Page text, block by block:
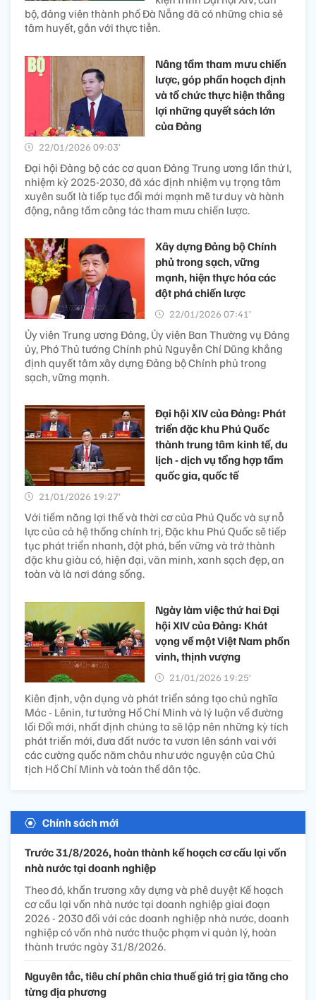
bộ, đảng viên thành phố Đà Nẵng đã có những chia sẻ
tâm huyết, gắn với thực tiễn.
Nâng tầm tham mưu chiến
lược, góp phần hoạch định
và tổ chức thực hiện thắng
lợi những quyết sách lớn
của Đảng
22/01/2026 09:03’
Đại hội Đảng bộ các cơ quan Đảng Trung ương lần thứ I,
nhiệm kỳ 2025-2030, đã xác định nhiệm vụ trọng tâm
xuyên suốt là tiếp tục đổi mới mạnh mẽ tư duy và hành
động, nâng tầm công tác tham mưu chiến lược.
Xây dựng Đảng bộ Chính
phủ trong sạch, vững
mạnh, hiện thực hóa các
đột phá chiến lược
22/01/2026 07:41’
Ủy viên Trung ương Đảng, Ủy viên Ban Thường vụ Đảng
ủy, Phó Thủ tướng Chính phủ Nguyễn Chí Dũng khẳng
định quyết tâm xây dựng Đảng bộ Chính phủ trong
sạch, vững mạnh.
Đại hội XIV của Đảng: Phát
triển đặc khu Phú Quốc
thành trung tâm kinh tế, du
lịch - dịch vụ tổng hợp tầm
quốc gia, quốc tế
21/01/2026 19:27’
Với tiềm năng lợi thế và thời cơ của Phú Quốc và sự nỗ
lực của cả hệ thống chính trị, Đặc khu Phú Quốc sẽ tiếp
tục phát triển nhanh, đột phá, bền vững và trở thành
đặc khu giàu có, hiện đại, văn minh, xanh sạch đẹp, an
toàn và là nơi đáng sống.
Ngày làm việc thứ hai Đại
hội XIV của Đảng: Khát
vọng về một Việt Nam phồn
vinh, thịnh vượng
21/01/2026 19:25’
Kiên định, vận dụng và phát triển sáng tạo chủ nghĩa
Mác - Lênin, tư tưởng Hồ Chí Minh và lý luận về đường
lối Đổi mới, nhất định chúng ta sẽ lập nên những kỳ tích
phát triển mới, đưa đất nước ta vươn lên sánh vai với
các cường quốc năm châu như ước nguyện của Chủ
tịch Hồ Chí Minh và toàn thể dân tộc.
Chính sách mới
Trước 31/8/2026, hoàn thành kế hoạch cơ cấu lại vốn
nhà nước tại doanh nghiệp
Theo đó, khẩn trương xây dựng và phê duyệt Kế hoạch
cơ cấu lại vốn nhà nước tại doanh nghiệp giai đoạn
2026 - 2030 đối với các doanh nghiệp nhà nước, doanh
nghiệp có vốn nhà nước thuộc phạm vi quản lý, hoàn
thành trước ngày 31/8/2026.
Nguyên tắc, tiêu chí phân chia thuế giá trị gia tăng cho
từng địa phương